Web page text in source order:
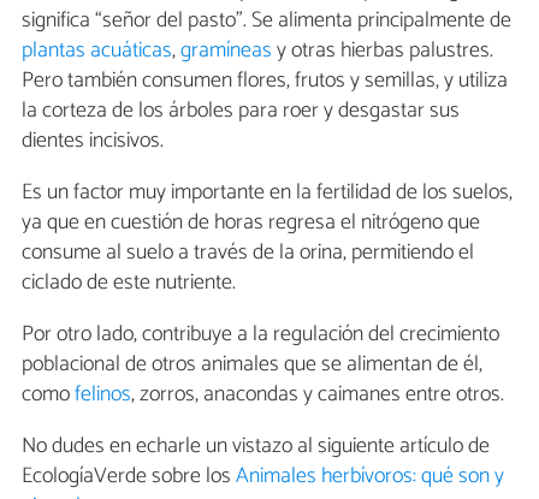
significa “señor del pasto”. Se alimenta principalmente de
plantas acuáticas,gramíneasy otras hierbas palustres.
Pero también consumen flores, frutos y semillas, y utiliza
la corteza de los árboles para roer y desgastar sus
dientes incisivos.
Es un factor muy importante en la fertilidad de los suelos,
ya que en cuestión de horas regresa el nitrógeno que
consume al suelo a través de la orina, permitiendo el
ciclado de este nutriente.
Por otro lado, contribuye a la regulación del crecimiento
poblacional de otros animales que se alimentan de él,
comofelinos, zorros, anacondas y caimanes entre otros.
No dudes en echarle un vistazo al siguiente artículo de
EcologíaVerde sobre losAnimales herbívoros: qué son y